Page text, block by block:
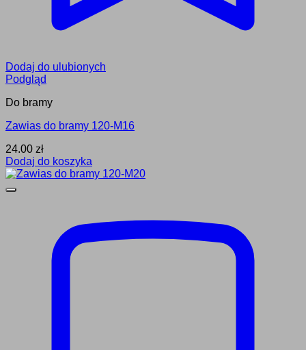
Dodaj do ulubionych
Podgląd
Do bramy
Zawias do bramy 120-M16
24.00 zł
Dodaj do koszyka